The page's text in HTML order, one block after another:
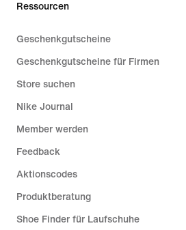
Ressourcen
Geschenkgutscheine
Geschenkgutscheine für Firmen
Store suchen
Nike Journal
Member werden
Feedback
Aktionscodes
Produktberatung
Shoe Finder für Laufschuhe